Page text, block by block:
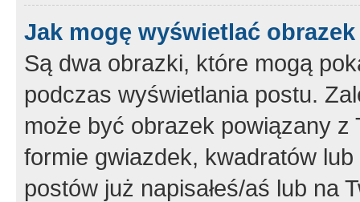
Jak mogę wyświetlać
Są dwa obrazki, które mogą
podczas wyświetlania postu.
może być obrazek powiązany z
formie gwiazdek, kwadratów
postów już napisałeś/aś lub na